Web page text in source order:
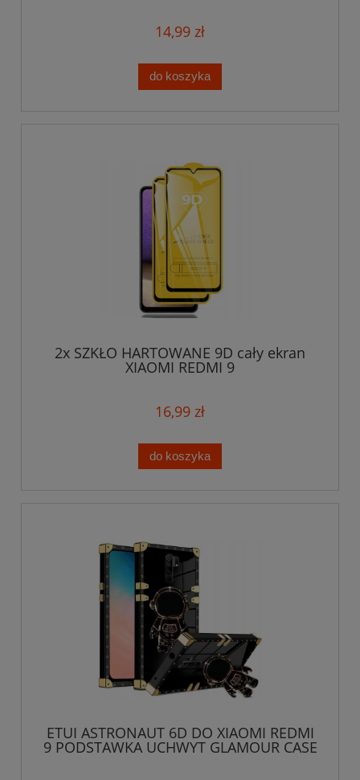
14,99 zł
do koszyka
2x SZKŁO HARTOWANE 9D cały ekran
XIAOMI REDMI 9
16,99 zł
do koszyka
ETUI ASTRONAUT 6D DO XIAOMI REDMI
9 PODSTAWKA UCHWYT GLAMOUR CASE